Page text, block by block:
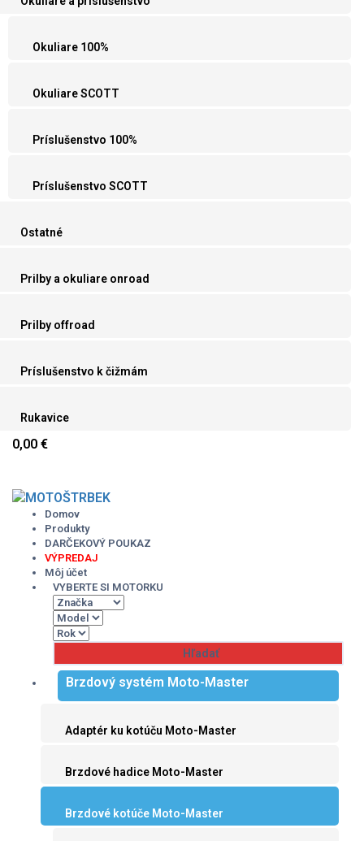
Okuliare 100%
Okuliare SCOTT
Príslušenstvo 100%
Príslušenstvo SCOTT
Ostatné
Prilby a okuliare onroad
Prilby offroad
Príslušenstvo k čižmám
Rukavice
0,00 €
contentDomov
Produkty
DARČEKOVÝ POUKAZ
VÝPREDAJ
Môj účet
VYBERTE SI MOTORKU
Brzdový systém Moto-Master
Adaptér ku kotúču Moto-Master
Brzdové hadice Moto-Master
Brzdové kotúče Moto-Master